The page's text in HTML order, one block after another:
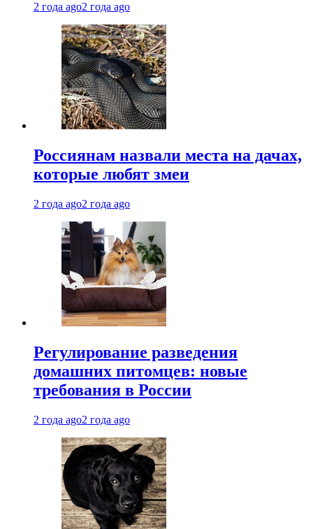
2 года ago2 года ago
Россиянам назвали места на дачах,
которые любят змеи
2 года ago2 года ago
Регулирование разведения
домашних питомцев: новые
требования в России
2 года ago2 года ago